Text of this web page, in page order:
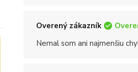
Overený zákazník
Nemal som ani najmenšiu